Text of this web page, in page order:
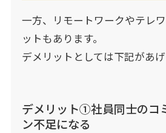
一方、リモートワークやテレ
ットもあります。
デメリットとしては下記があげ
デメリット①社員同士のコ
ン不足になる